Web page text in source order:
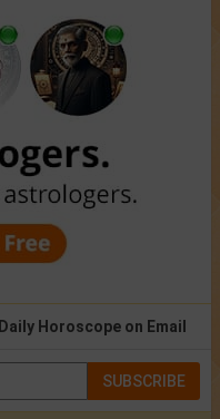
Daily Horoscope on Email
SUBSCRIBE